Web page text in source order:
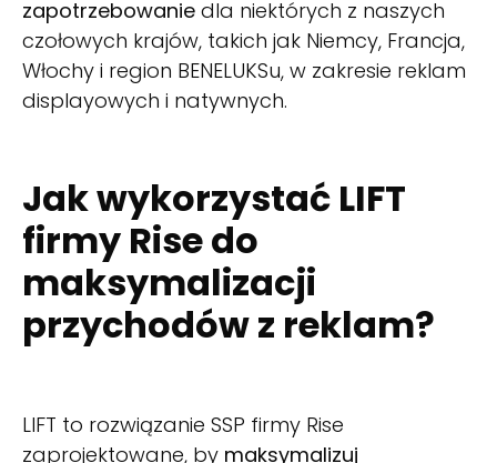
zapotrzebowanie dla niektórych z naszych
czołowych krajów, takich jak Niemcy, Francja,
Włochy i region BENELUKSu, w zakresie reklam
displayowych i natywnych.
Jak wykorzystać LIFT
firmy Rise do
maksymalizacji
przychodów z reklam?
LIFT to rozwiązanie SSP firmy Rise
zaprojektowane, by maksymalizuj